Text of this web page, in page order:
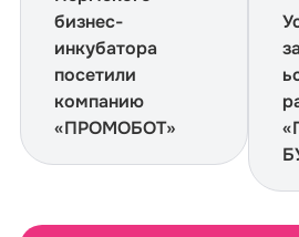
бизнес-
инкубатора
посетили
компанию
«ПРОМОБОТ»